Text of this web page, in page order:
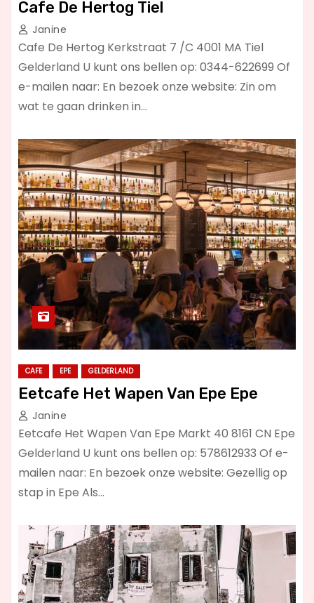
Cafe De Hertog Tiel
Janine
Cafe De Hertog Kerkstraat 7 /C 4001 MA Tiel
Gelderland U kunt ons bellen op: 0344-622699 Of
e-mailen naar: En bezoek onze website: Zin om
wat te gaan drinken in…
CAFE EPE GELDERLAND
Eetcafe Het Wapen Van Epe Epe
Janine
Eetcafe Het Wapen Van Epe Markt 40 8161 CN Epe
Gelderland U kunt ons bellen op: 578612933 Of e-
mailen naar: En bezoek onze website: Gezellig op
stap in Epe Als…